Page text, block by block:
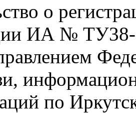
о
ИА № ТУ38-
по